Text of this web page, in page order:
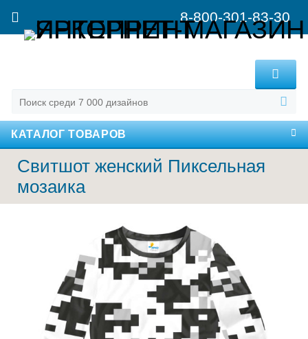
8-800-301-83-30
КАТАЛОГ ТОВАРОВ
Свитшот женский Пиксельная
мозаика